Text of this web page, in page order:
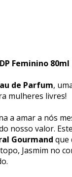
Feminino 80ml
de Parfum,
mulheres livres!
a amar a nós
nosso valor.
Gourmand que
Jasmim no